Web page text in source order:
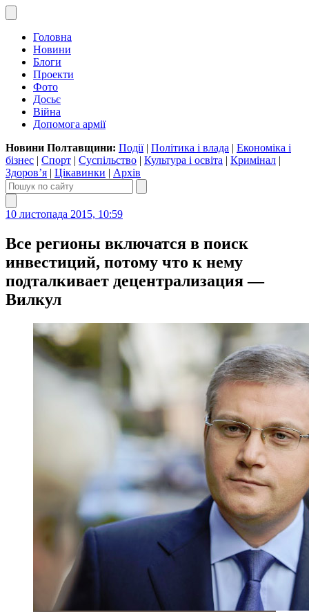
Головна
Новини
Блоги
Проекти
Фото
Досьє
Війна
Допомога армії
Новини Полтавщини: Події| Політика і влада | Економіка і
бізнес | Спорт | Суспільство | Культура і освіта | Кримінал |
Здоров’я | Цікавинки | Архів
10 листопада 2015, 10:59
Все регионы включатся в поиск
инвестиций, потому что к нему
подталкивает децентрализация —
Вилкул